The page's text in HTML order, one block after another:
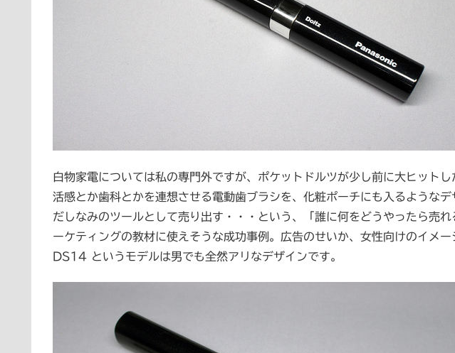
白物家電については私の専門外ですが、ポケットドルツが少し前に大ヒット
活感とか歯科とかを連想させる電動歯ブラシを、化粧ポーチにも入るような
だしなみのツールとして売り出す・・・という、「誰に何をどうやったら売
ーケティングの教材に使えそうな成功事例。広告のせいか、女性向けのイメ
DS14 というモデルは男でも全然アリなデザインです。